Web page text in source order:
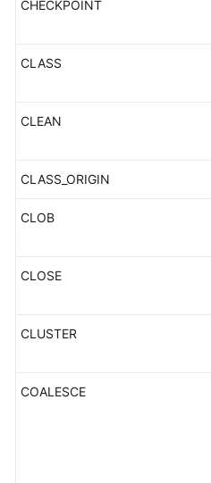
CHECKPOINT
CLASS
CLEAN
CLASS_ORIGIN
CLOB
CLOSE
CLUSTER
COALESCE